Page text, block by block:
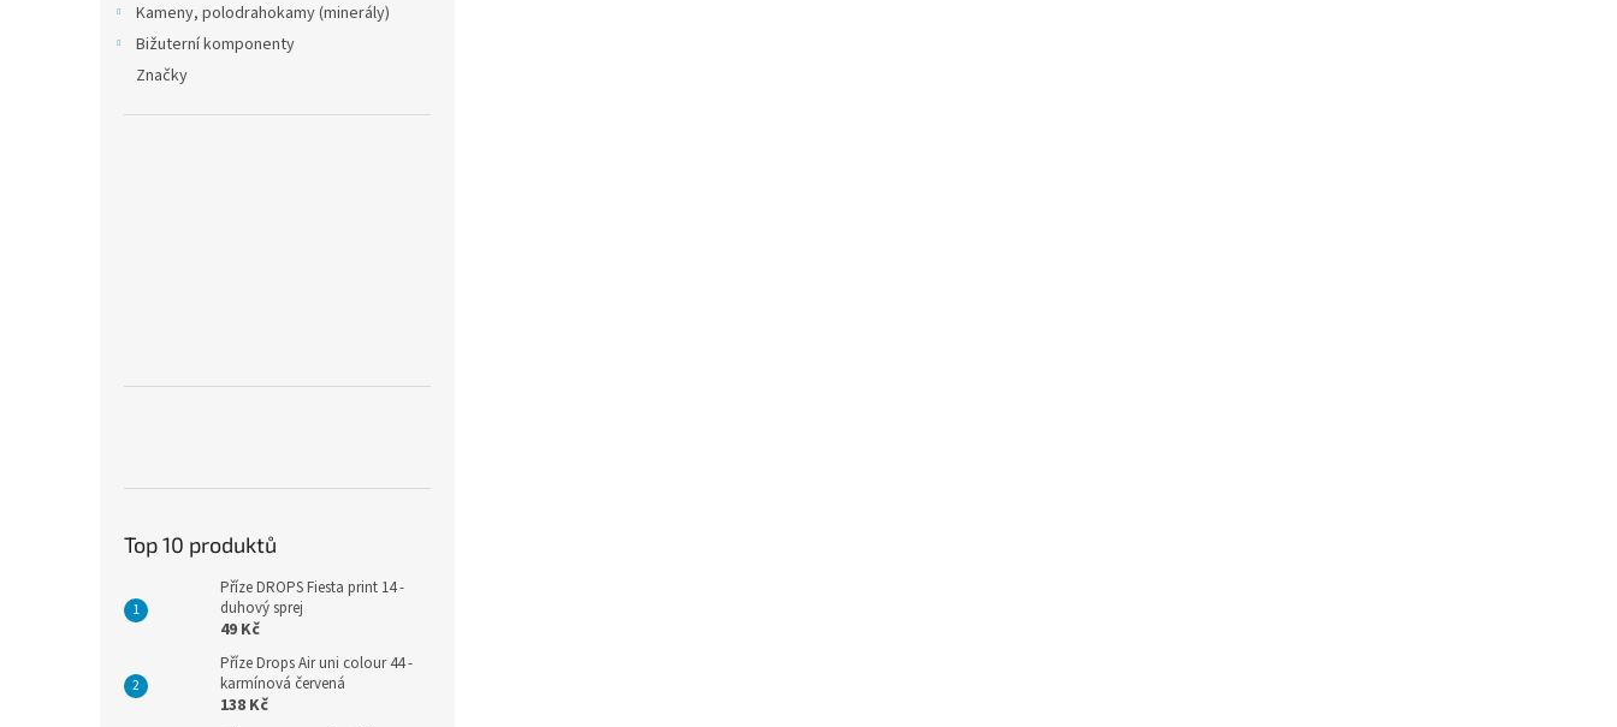
Kameny, polodrahokamy (minerály)
Bižuterní komponenty
Značky
Top 10 produktů
Příze DROPS Fiesta print 14 -
duhový sprej
49 Kč
Příze Drops Air uni colour 44 -
karmínová červená
138 Kč